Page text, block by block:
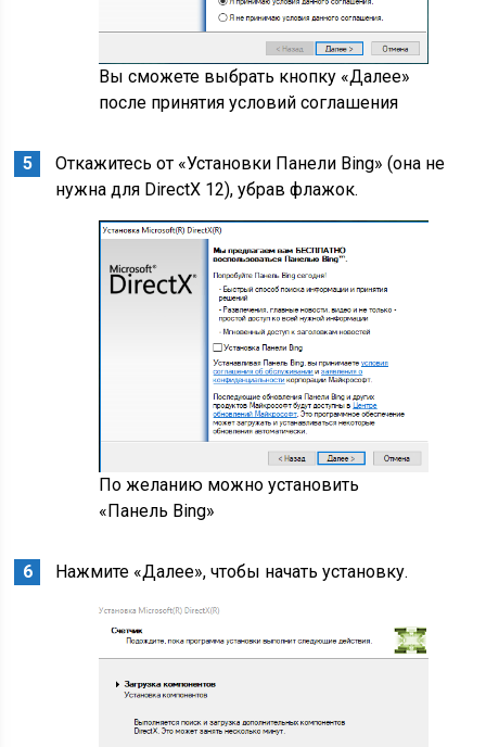
Вы сможете выбрать кнопку «Далее»
после принятия условий соглашения
Откажитесь от «Установки Панели Bing» (она не
нужна для DirectX 12), убрав флажок.
По желанию можно установить
«Панель Bing»
Нажмите «Далее», чтобы начать установку.